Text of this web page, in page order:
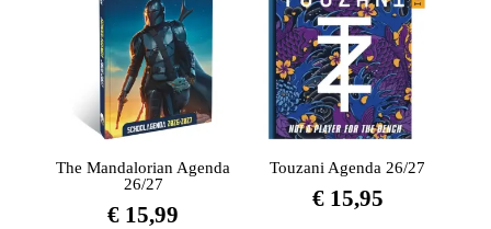
The Mandalorian Agenda
26/27
€ 15,99
Touzani Agenda 26/27
€15,95